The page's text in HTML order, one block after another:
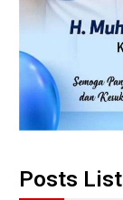
Posts